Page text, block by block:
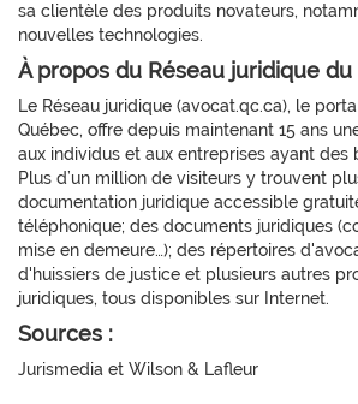
sa clientèle des produits novateurs,
nouvelles technologies.
À propos du Réseau juridique du
Le Réseau juridique (avocat.qc.ca), le
Québec, offre depuis maintenant 15 ans
aux individus et aux entreprises ayant des
Plus d’un million de visiteurs y trouvent
documentation juridique accessible
téléphonique; des documents juridiques
mise en demeure…); des répertoires
d'huissiers de justice et plusieurs autres
juridiques, tous disponibles sur Internet.
Sources :
Jurismedia et Wilson & Lafleur